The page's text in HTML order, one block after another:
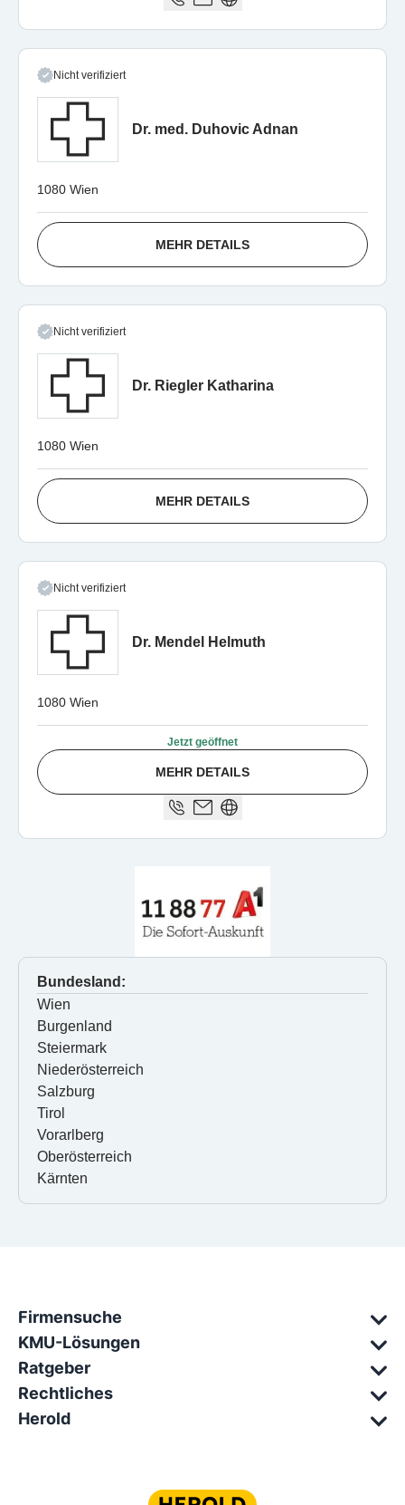
Nicht verifiziert
Dr. med. Duhovic Adnan
1080 Wien
MEHR DETAILS
Nicht verifiziert
Dr. Riegler Katharina
1080 Wien
MEHR DETAILS
Nicht verifiziert
Dr. Mendel Helmuth
1080 Wien
Jetzt geöffnet
MEHR DETAILS
Bundesland:
Wien
Burgenland
Steiermark
Niederösterreich
Salzburg
Tirol
Vorarlberg
Oberösterreich
Kärnten
Firmensuche
KMU-Lösungen
Ratgeber
Rechtliches
Herold